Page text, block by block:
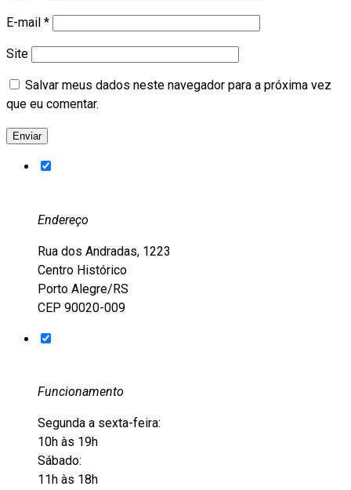
E-mail *
Site
Salvar meus dados neste navegador para a próxima vez
que eu comentar.
Endereço
Rua dos Andradas, 1223
Centro Histórico
Porto Alegre/RS
CEP 90020-009
Funcionamento
Segunda a sexta-feira:
10h às 19h
Sábado:
11h às 18h